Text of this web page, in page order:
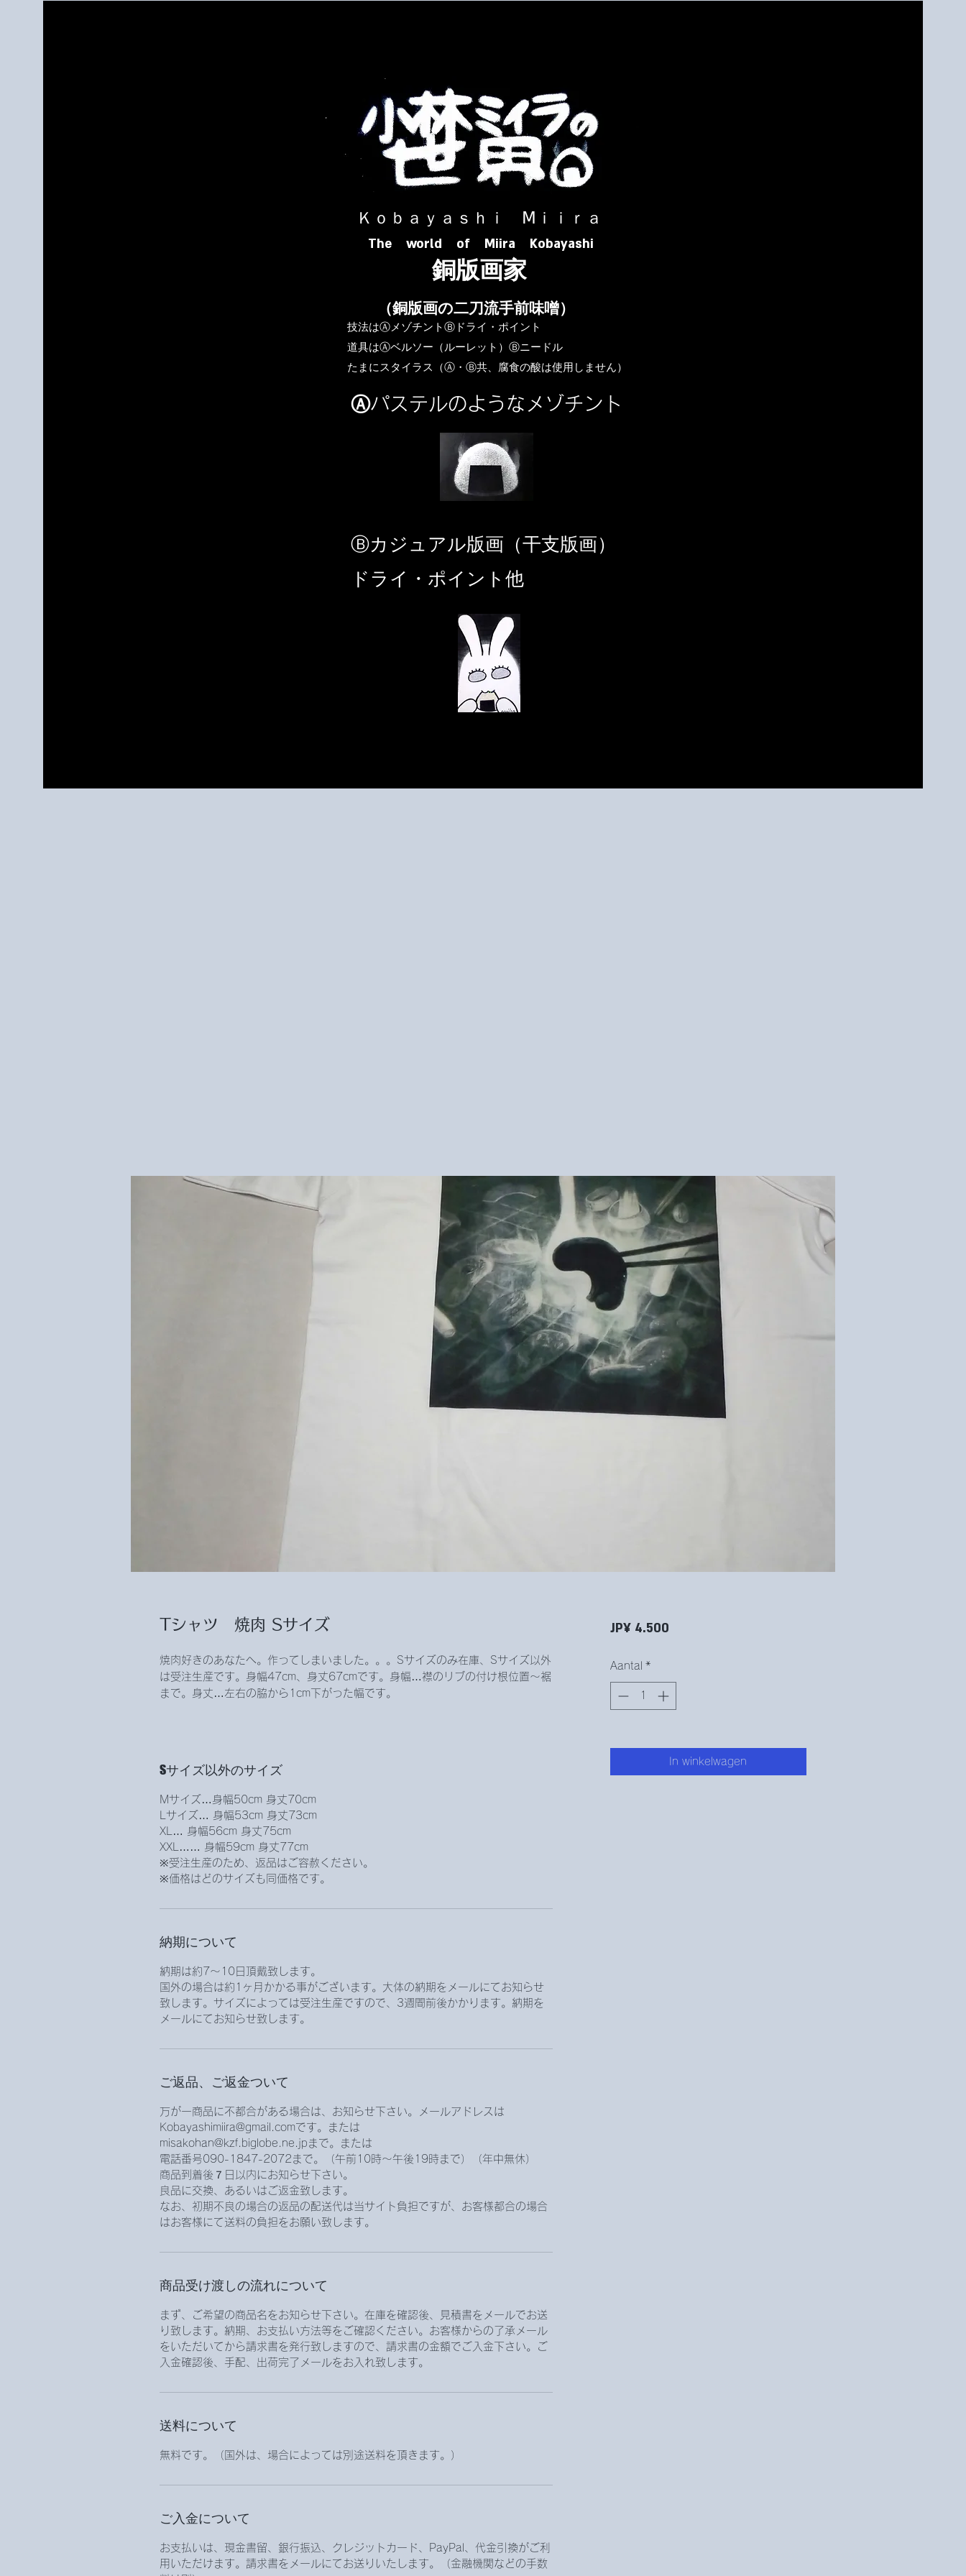
​ Ｋｏｂａｙａｓｈｉ Ⅿｉｉｒａ​
The world of Miira Kobayashi
​銅版画家
​（銅版画の二刀流手前味噌）
​技法はⒶメゾチントⒷドライ・ポイント
道具はⒶベルソー（ルーレット）Ⓑニードル
​たまにスタイラス（Ⓐ・Ⓑ共、腐食の酸は使用しません）
Ⓐパステルのようなメゾチント
​Ⓑカジュアル版画（干支版画）
ドライ・ポイント他
Tシャツ‌ ‌焼肉 Sサイズ ‌ ‌ ‌ ‌ ‌ ‌‌‌‌ ‌
焼肉好きのあなたへ。作ってしまいました。。。Sサイズのみ在庫、Sサイズ以外
は受注生産です。身幅47cm、身丈67cmです。身幅…襟のリブの付け根位置〜裾
まで。身丈…左右の脇から1cm下がった幅です。
Sサイズ以外のサイズ ‌ ‌ ‌ ‌ ‌ ‌ ‌ ‌‌
Mサイズ…身幅50cm 身丈70cm
Lサイズ… 身幅53cm 身丈73cm
XL… 身幅56cm 身丈75cm
XXL…… 身幅59cm 身丈77cm
※受注生産のため、返品はご容赦ください。
※価格はどのサイズも同価格です。
納期について
納期は約7〜10日頂戴致します。
国外の場合は約1ヶ月かかる事がございます。大体の納期をメールにてお知らせ
致します。サイズによっては受注生産ですので、3週間前後かかります。納期を
メールにてお知らせ致します。
ご返品、ご返金ついて
万が一商品に不都合がある場合は、お知らせ下さい。メールアドレスは
Kobayashimiira@gmail.comです。または
misakohan@kzf.biglobe.ne.jpまで。または
電話番号090-1847-2072まで。（午前10時〜午後19時まで）（年中無休）
商品到着後７日以内にお知らせ下さい。
良品に交換、あるいはご返金致します。
なお、初期不良の場合の返品の配送代は当サイト負担ですが、お客様都合の場合
はお客様にて送料の負担をお願い致します。
商品受け渡しの流れについて
まず、ご希望の商品名をお知らせ下さい。在庫を確認後、見積書をメールでお送
り致します。納期、お支払い方法等をご確認ください。お客様からの了承メール
をいただいてから請求書を発行致しますので、請求書の金額でご入金下さい。ご
入金確認後、手配、出荷完了メールをお入れ致します。
送料について
無料です。（国外は、場合によっては別途送料を頂きます。）
ご入金について
お支払いは、現金書留、銀行振込、クレジットカード、PayPal、代金引換がご利
用いただけます。請求書をメールにてお送りいたします。（金融機関などの手数
JP¥ 4.500Prijs
Aantal *
In winkelwagen